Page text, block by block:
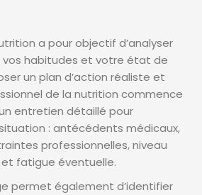
a pour objectif d’analyser
habitudes et votre état de
un plan d’action réaliste et
de la nutrition commence
entretien détaillé pour
: antécédents médicaux,
professionnelles, niveau
fatigue éventuelle.
permet également d’identifier